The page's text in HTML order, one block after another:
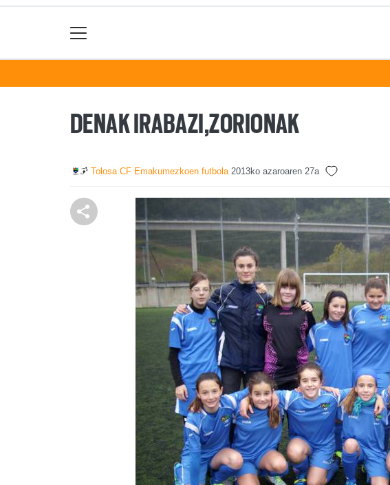
DENAK IRABAZI,ZORIONAK
Tolosa CF Emakumezkoen futbola 2013ko azaroaren 27a